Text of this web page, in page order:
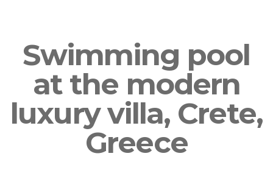
Swimming pool
at the modern
luxury villa, Crete,
Greece